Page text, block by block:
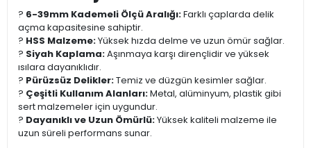
? 6-39mm Kademeli Ölçü Aralığı:Farklı çaplarda delik
açma kapasitesine sahiptir.
? HSS Malzeme:Yüksek hızda delme ve uzun ömür sağlar.
? Siyah Kaplama:Aşınmaya karşı dirençlidir ve yüksek
ısılara dayanıklıdır.
? Pürüzsüz Delikler:Temiz ve düzgün kesimler sağlar.
? Çeşitli Kullanım Alanları:Metal, alüminyum, plastik gibi
sert malzemeler için uygundur.
? Dayanıklı ve Uzun Ömürlü:Yüksek kaliteli malzeme ile
uzun süreli performans sunar.